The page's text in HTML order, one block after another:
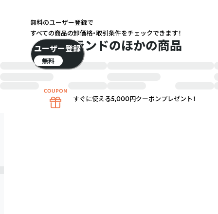
このブランドのほかの商品
無料のユーザー登録で
すべての商品の卸価格・取引条件をチェックできます！
ユーザー登録
無料
すぐに使える5,000円クーポンプレゼント！